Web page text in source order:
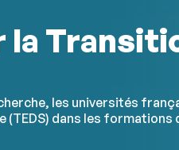
la
les universités
dans les formations